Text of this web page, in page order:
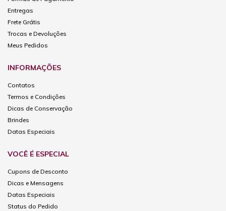
Entregas
Frete Grátis
Trocas e Devoluções
Meus Pedidos
INFORMAÇÕES
Contatos
Termos e Condições
Dicas de Conservação
Brindes
Datas Especiais
VOCÊ É ESPECIAL
Cupons de Desconto
Dicas e Mensagens
Datas Especiais
Status do Pedido